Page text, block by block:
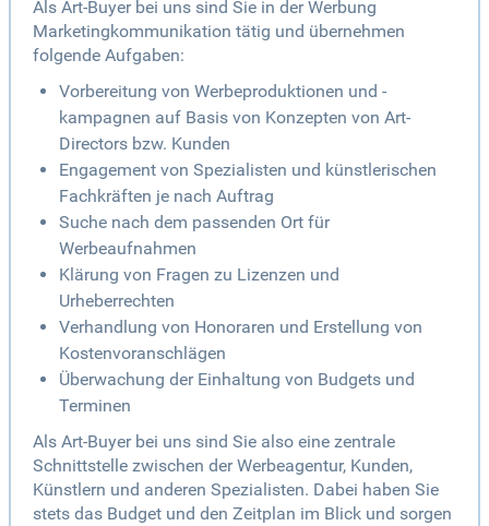
Als Art-Buyer bei uns sind Sie in der Werbung
Marketingkommunikation tätig und übernehmen
folgende Aufgaben:
Vorbereitung von Werbeproduktionen und -
kampagnen auf Basis von Konzepten von Art-
Directors bzw. Kunden
Engagement von Spezialisten und künstlerischen
Fachkräften je nach Auftrag
Suche nach dem passenden Ort für
Werbeaufnahmen
Klärung von Fragen zu Lizenzen und
Urheberrechten
Verhandlung von Honoraren und Erstellung von
Kostenvoranschlägen
Überwachung der Einhaltung von Budgets und
Terminen
Als Art-Buyer bei uns sind Sie also eine zentrale
Schnittstelle zwischen der Werbeagentur, Kunden,
Künstlern und anderen Spezialisten. Dabei haben Sie
stets das Budget und den Zeitplan im Blick und sorgen